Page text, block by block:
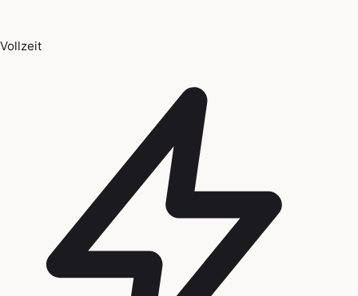
Vollzeit